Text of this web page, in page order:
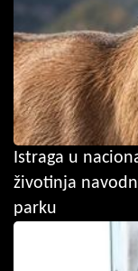
Istraga u
životinja
parku